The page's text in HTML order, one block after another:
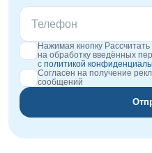
Нажимая кнопку
на обработку введённых
с политикой
Согласен на получение
сообщений